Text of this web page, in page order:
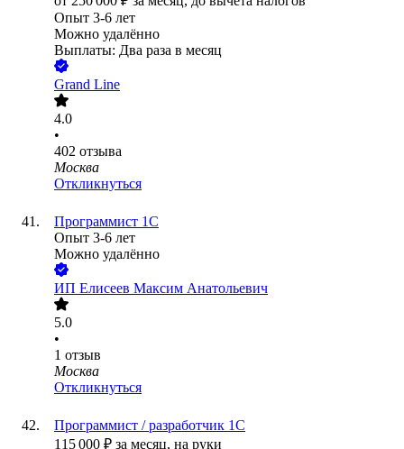
Опыт 3-6 лет
Можно удалённо
Выплаты: Два раза в месяц
Grand Line
4.0
•
402 отзыва
Москва
Откликнуться
Программист 1С
Опыт 3-6 лет
Можно удалённо
ИП Елисеев Максим Анатольевич
5.0
•
1 отзыв
Москва
Откликнуться
Программист / разработчик 1С
115 000 ₽ за месяц, на руки